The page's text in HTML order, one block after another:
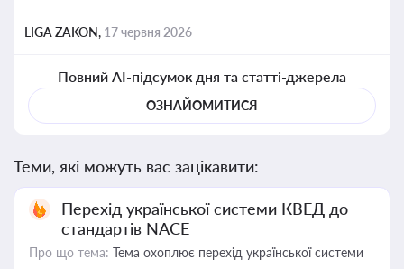
LIGA ZAKON, 17 червня 2026
Повний AI-підсумок дня та статті-джерела
ОЗНАЙОМИТИСЯ
Теми, які можуть вас зацікавити:
Перехід української системи КВЕД до
стандартів NACE
Про що тема: Тема охоплює перехід української системи